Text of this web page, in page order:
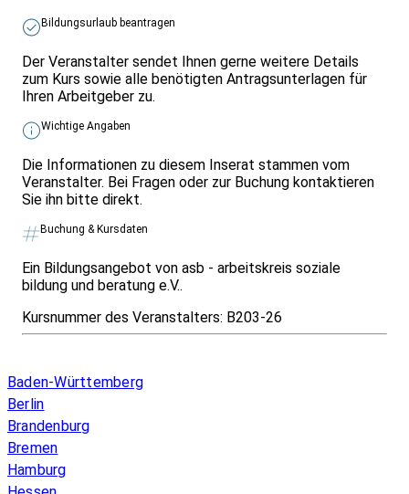
Bildungsurlaub beantragen
Der Veranstalter sendet Ihnen gerne weitere Details
zum Kurs sowie alle benötigten Antragsunterlagen für
Ihren Arbeitgeber zu.
Wichtige Angaben
Die Informationen zu diesem Inserat stammen vom
Veranstalter. Bei Fragen oder zur Buchung kontaktieren
Sie ihn bitte direkt.
Buchung & Kursdaten
Ein Bildungsangebot von asb - arbeitskreis soziale
bildung und beratung e.V..
Kursnummer des Veranstalters: B203-26
Baden-Württemberg
Berlin
Brandenburg
Bremen
Hamburg